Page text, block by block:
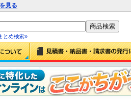
見る
とめ検索»